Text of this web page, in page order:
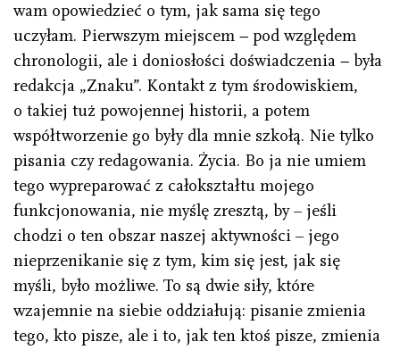
wam opowiedzieć o tym, jak sama się tego
uczyłam. Pierwszym miejscem − pod względem
chronologii, ale i doniosłości doświadczenia − była
redakcja „Znaku”. Kontakt z tym środowiskiem,
o takiej tuż powojennej historii, a potem
współtworzenie go były dla mnie szkołą. Nie tylko
pisania czy redagowania. Życia. Bo ja nie umiem
tego wypreparować z całokształtu mojego
funkcjonowania, nie myślę zresztą, by – jeśli
chodzi o ten obszar naszej aktywności – jego
nieprzenikanie się z tym, kim się jest, jak się
myśli, było możliwe. To są dwie siły, które
wzajemnie na siebie oddziałują: pisanie zmienia
tego, kto pisze, ale i to, jak ten ktoś pisze, zmienia